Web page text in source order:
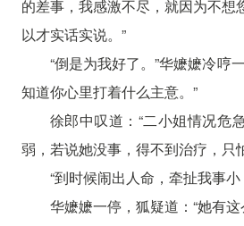
的差事，我感激不尽，就因为不想
以才实话实说。”
“倒是为我好了。”华嬷嬷冷哼
知道你心里打着什么主意。”
徐郎中叹道：“二小姐情况危
弱，若说她没事，得不到治疗，只
“到时候闹出人命，牵扯我事
华嬷嬷一停，狐疑道：“她有这